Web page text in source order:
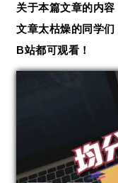
关于本篇文章的内
文章太枯燥的同学
B站都可观看！